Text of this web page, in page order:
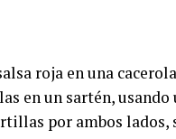
roja en una
en un sartén,
por ambos